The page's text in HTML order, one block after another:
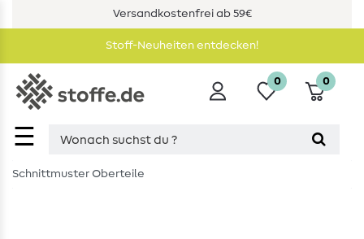
Versandkostenfrei ab 59€
Stoff-Neuheiten entdecken!
☰
0 0
Schnittmuster Oberteile